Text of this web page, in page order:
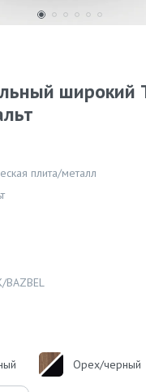
плита/металл
BAZBEL
Орех/черный